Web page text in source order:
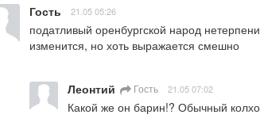
Гость 21.05 05:26
податливый оренбургской народ
изменится, но хоть выражается смешно
Леонтий Гость 21.05 07:02
Какой же он барин!? Обычный